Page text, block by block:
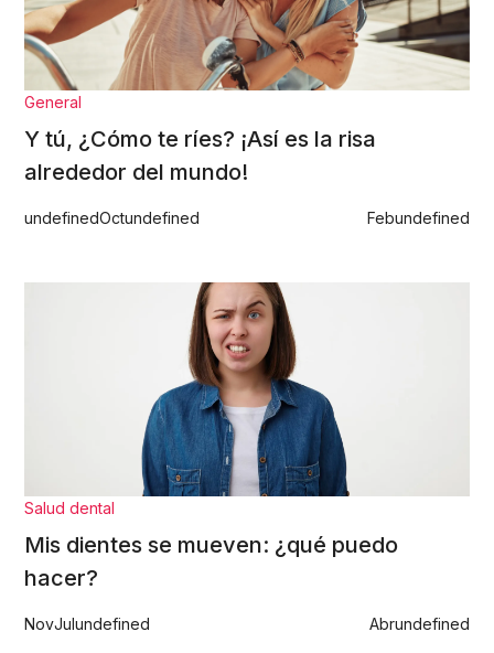
General
Y tú, ¿Cómo te ríes? ¡Así es la risa
alrededor del mundo!
undefinedOctundefined Febundefined
Salud dental
Mis dientes se mueven: ¿qué puedo
hacer?
NovJulundefined Abrundefined